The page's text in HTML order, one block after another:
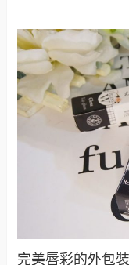
完美唇彩的外包